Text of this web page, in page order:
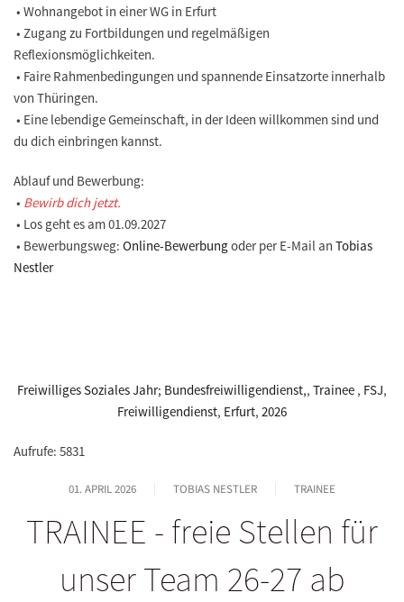
• Wohnangebot in einer WG in Erfurt
• Zugang zu Fortbildungen und regelmäßigen
Reflexionsmöglichkeiten.
• Faire Rahmenbedingungen und spannende Einsatzorte innerhalb
von Thüringen.
• Eine lebendige Gemeinschaft, in der Ideen willkommen sind und
du dich einbringen kannst.
Ablauf und Bewerbung:
• Bewirb dich jetzt.
• Los geht es am 01.09.2027
• Bewerbungsweg: Online-Bewerbungoder per E-Mail an Tobias
Nestler
Freiwilliges Soziales Jahr; Bundesfreiwilligendienst,, Trainee , FSJ,
Freiwilligendienst, Erfurt, 2026
Aufrufe: 5831
01. APRIL 2026 TOBIAS NESTLER TRAINEE
TRAINEE - freie Stellen für
unser Team 26-27 ab